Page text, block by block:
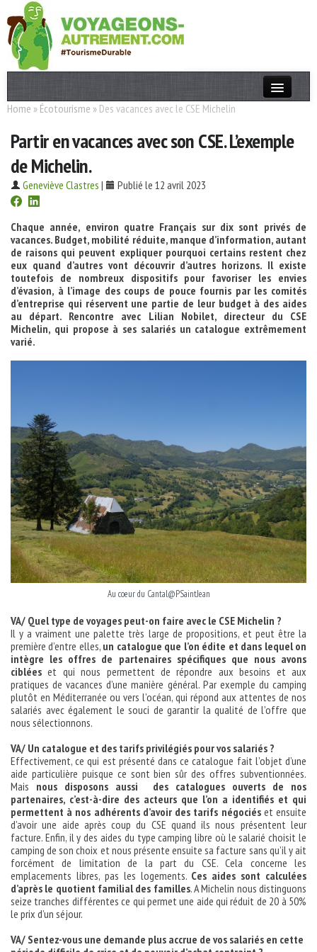
Actualités
T. Responsable
Destinations
Acteurs
Thèmes
OK
Home » Écotourisme » Des vacances avec le CSE Michelin
Partir en vacances avec son CSE. L’exemple
de Michelin.
Geneviève Clastres | Publié le 12 avril 2023
Chaque année, environ quatre Français sur dix sont privés de
vacances. Budget, mobilité réduite, manque d’information, autant
de raisons qui peuvent expliquer pourquoi certains restent chez
eux quand d’autres vont découvrir d’autres horizons. Il existe
toutefois de nombreux dispositifs pour favoriser les envies
d’évasion, à l’image des coups de pouce fournis par les comités
d’entreprise qui réservent une partie de leur budget à des aides
au départ. Rencontre avec Lilian Nobilet, directeur du CSE
Michelin, qui propose à ses salariés un catalogue extrêmement
varié.
Au coeur du Cantal@PSaintJean
VA/ Quel type de voyages peut-on faire avec le CSE Michelin ?
Il y a vraiment une palette très large de propositions, et peut être la
première d’entre elles, un catalogue que l’on édite et dans lequel on
intègre les offres de partenaires spécifiques que nous avons
ciblées et qui nous permettent de répondre aux besoins et aux
pratiques de vacances d’une manière général. Par exemple du camping
plutôt en Méditerranée ou vers l’océan, qui répond aux attentes de nos
salariés avec également le souci de garantir la qualité de l’offre que
nous sélectionnons.
VA/ Un catalogue et des tarifs privilégiés pour vos salariés ?
Effectivement, ce qui est présenté dans ce catalogue fait l’objet d’une
aide particulière puisque ce sont bien sûr des offres subventionnées.
Mais nous disposons aussi des catalogues ouverts de nos
partenaires, c’est-à-dire des acteurs que l’on a identifiés et qui
permettent à nos adhérents d’avoir des tarifs négociés et ensuite
d’avoir une aide après coup du CSE quand ils nous présentent leur
facture. Enfin, il y des aides du type camping libre où le salarié choisit le
camping de son choix et nous présente ensuite sa facture sans qu’il y ait
forcément de limitation de la part du CSE. Cela concerne les
emplacements libres, pas les logements. Ces aides sont calculées
d’après le quotient familial des familles. A Michelin nous distinguons
seize tranches différentes ce qui permet une aide qui réduit de 20 à 50%
le prix d’un séjour.
VA/ Sentez-vous une demande plus accrue de vos salariés en cette